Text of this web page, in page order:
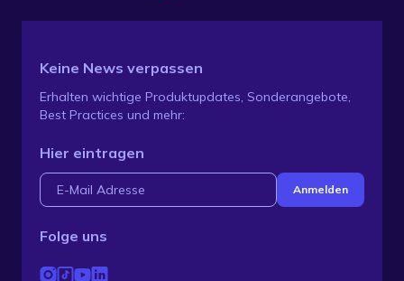
Keine News verpassen
Erhalten wichtige Produktupdates, Sonderangebote,
Best Practices und mehr:
Hier eintragen
Folge uns